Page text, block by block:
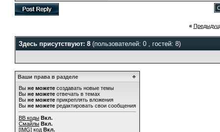
«
Здесь присутствуют: 8 (пользователей: 0 , гостей: 8)
Ваши права в разделе
Вы не можете создавать новые темы
Вы не можете отвечать в темах
Вы не можете прикреплять вложения
Вы не можете редактировать свои сообщения
BB коды Вкл.
Смайлы Вкл.
[IMG] код Вкл.